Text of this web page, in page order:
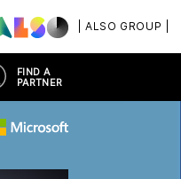
| ALSO GROUP |
FIND A
PARTNER